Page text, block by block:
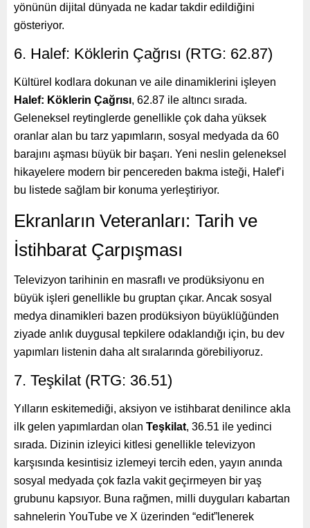
yönünün dijital dünyada ne kadar takdir edildiğini
gösteriyor.
6. Halef: Köklerin Çağrısı (RTG: 62.87)
Kültürel kodlara dokunan ve aile dinamiklerini işleyen
Halef: Köklerin Çağrısı, 62.87 ile altıncı sırada.
Geleneksel reytinglerde genellikle çok daha yüksek
oranlar alan bu tarz yapımların, sosyal medyada da 60
barajını aşması büyük bir başarı. Yeni neslin geleneksel
hikayelere modern bir pencereden bakma isteği, Halef’i
bu listede sağlam bir konuma yerleştiriyor.
Ekranların Veteranları: Tarih ve
İstihbarat Çarpışması
Televizyon tarihinin en masraflı ve prodüksiyonu en
büyük işleri genellikle bu gruptan çıkar. Ancak sosyal
medya dinamikleri bazen prodüksiyon büyüklüğünden
ziyade anlık duygusal tepkilere odaklandığı için, bu dev
yapımları listenin daha alt sıralarında görebiliyoruz.
7. Teşkilat (RTG: 36.51)
Yılların eskitemediği, aksiyon ve istihbarat denilince akla
ilk gelen yapımlardan olan Teşkilat, 36.51 ile yedinci
sırada. Dizinin izleyici kitlesi genellikle televizyon
karşısında kesintisiz izlemeyi tercih eden, yayın anında
sosyal medyada çok fazla vakit geçirmeyen bir yaş
grubunu kapsıyor. Buna rağmen, milli duyguları kabartan
sahnelerin YouTube ve X üzerinden “edit”lenerek